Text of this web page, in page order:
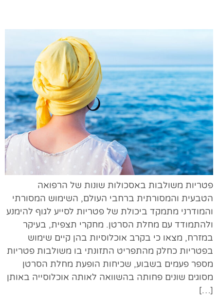
פטריות משולבות באסכולות שונות של הרפואה
הטבעית והמסורתית ברחבי העולם, השימוש המסורתי
והמודרני מתמקד ביכולת של פטריות לסייע לגוף להימנע
ולהתמודד עם מחלת הסרטן. מחקרי תצפית, בעיקר
במזרח, מצאו כי בקרב אוכלוסיות בהן קיים שימוש
בפטריות כחלק מהתפריט התזונתי בו משולבות פטריות
מספר פעמים בשבוע, שכיחות הופעת מחלת הסרטן
מסוגים שונים פחותה בהשוואה לאותה אוכלוסייה באותן
[…]